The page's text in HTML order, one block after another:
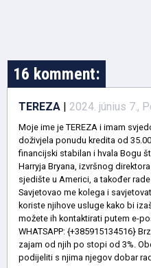
16 komment:
TEREZA | 2024. június 7.,
Moje ime je TEREZA i imam
doživjela ponudu kredita od
financijski stabilan i hvala Bogu
Harryja Bryana, izvršnog
sjedište u Americi, a također
Savjetovao me kolega i
koriste njihove usluge kako bi
možete ih kontaktirati putem e-
WHATSAPP: {+385915134516}
zajam od njih po stopi od 3%.
podijeliti s njima njegov dobar